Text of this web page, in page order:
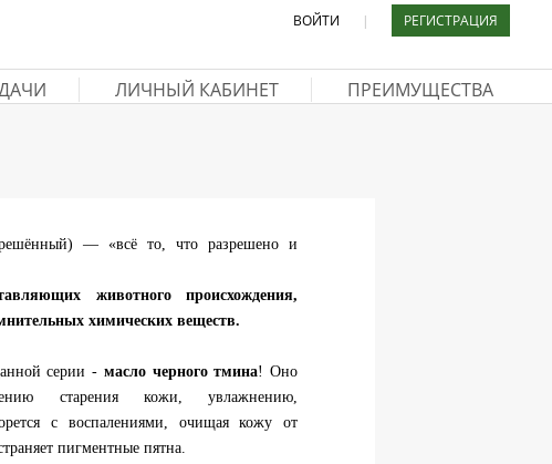
ВОЙТИ | РЕГИСТРАЦИЯ
ЛИЧНЫЙ КАБИНЕТ ПРЕИМУЩЕСТВА
— «всё то, что разрешено и
животного происхождения,
химических веществ.
серии - масло черного тмина! Оно
старения кожи, увлажнению,
с воспалениями, очищая кожу от
пигментные пятна.